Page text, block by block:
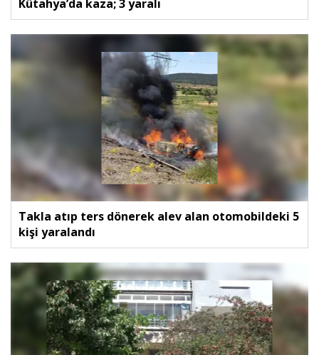
Kütahya’da kaza; 3 yaralı
Takla atıp ters dönerek alev alan otomobildeki 5
kişi yaralandı